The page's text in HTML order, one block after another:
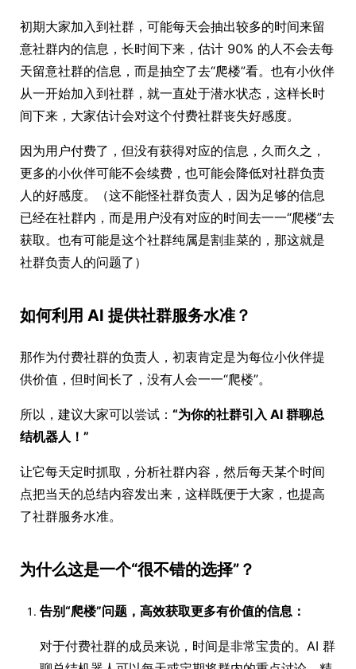
初期大家加入到社群，可能每天会抽出较多的时间来留
意社群内的信息，长时间下来，估计 90% 的人不会去每
天留意社群的信息，而是抽空了去“爬楼”看。也有小伙伴
从一开始加入到社群，就一直处于潜水状态，这样长时
间下来，大家估计会对这个付费社群丧失好感度。
因为用户付费了，但没有获得对应的信息，久而久之，
更多的小伙伴可能不会续费，也可能会降低对社群负责
人的好感度。（这不能怪社群负责人，因为足够的信息
已经在社群内，而是用户没有对应的时间去一一“爬楼”去
获取。也有可能是这个社群纯属是割韭菜的，那这就是
社群负责人的问题了）
如何利用 AI 提供社群服务水准？
那作为付费社群的负责人，初衷肯定是为每位小伙伴提
供价值，但时间长了，没有人会一一“爬楼”。
所以，建议大家可以尝试： “为你的社群引入 AI 群聊总
结机器人！”
让它每天定时抓取，分析社群内容，然后每天某个时间
点把当天的总结内容发出来，这样既便于大家，也提高
了社群服务水准。
为什么这是一个“很不错的选择”？
告别“爬楼”问题，高效获取更多有价值的信息：
对于付费社群的成员来说，时间是非常宝贵的。AI 群